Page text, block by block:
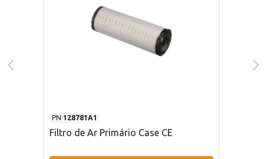
PN 128781A1
Filtro de Ar Primário Case CE